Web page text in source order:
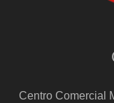
Centro Comercial